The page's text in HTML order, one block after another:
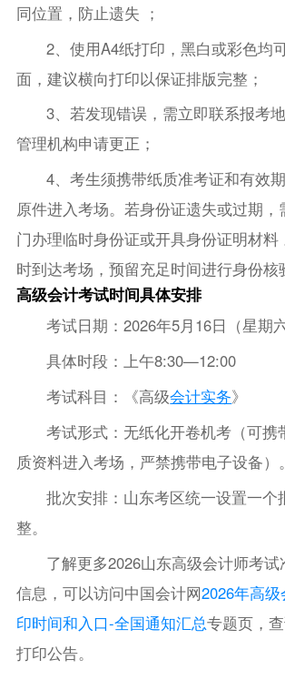
同位置，防止遗失 ；
2、使用A4纸打印，黑白或彩色均
面，建议横向打印以保证排版完整；
3、若发现错误，需立即联系报考
管理机构申请更正；
4、考生须携带纸质准考证和有效
原件进入考场。若身份证遗失或过期，
门办理临时身份证或开具身份证明材料
时到达考场，预留充足时间进行身份核
高级会计考试时间具体安排
考试日期：2026年5月16日（星期六
具体时段：上午8:30—12:00
考试科目：《高级会计实务》
考试形式：无纸化开卷机考（可携
质资料进入考场，严禁携带电子设备）。
批次安排：山东考区统一设置一个
整。
了解更多2026山东高级会计师考
信息，可以访问中国会计网2026年高
印时间和入口-全国通知汇总专题页，
打印公告。